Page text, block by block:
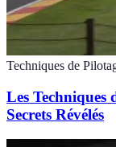
Techniques de
Les Techniques
Secrets Révélés